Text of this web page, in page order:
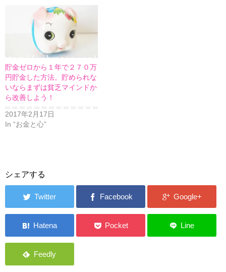
貯金ゼロから１年で２７０万
円貯金した方法。貯められな
いならまずは貧乏マインドか
ら改善しよう！
2017年2月17日
In “お金と心”
シェアする